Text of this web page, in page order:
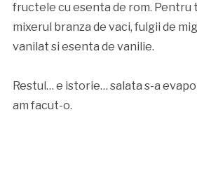
fructele cu esenta de rom. Pentru
mixerul branza de vaci, fulgii de
vanilat si esenta de vanilie.
Restul… e istorie… salata s-a
am facut-o.